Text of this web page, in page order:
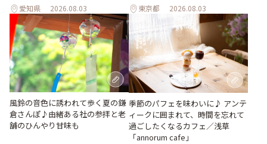
愛知県 2026.08.03 東京都 2026.08.03
風鈴の音色に誘われて歩く夏の鎌
倉さんぽ♪由緒ある社の参拝と老
舗のひんやり甘味も
季節のパフェを味わいに♪ アンテ
ィークに囲まれて、時間を忘れて
過ごしたくなるカフェ／浅草
「annorum cafe」